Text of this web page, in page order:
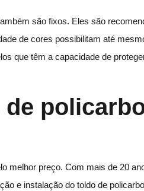
são fixos. Eles são
de cores possibilitam até
que têm a capacidade de
melhor preço. Com mais de 20
e instalação do toldo de